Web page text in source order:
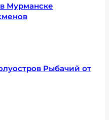
Мурманске
Рыбачий от